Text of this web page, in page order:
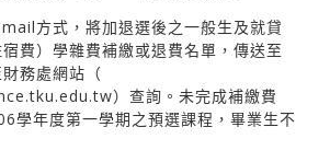
方式，將加退選後之一般生及就貸
費）學雜費補繳或退費名單，傳送至
務處網站（
）查詢。未完成補繳費
學年度第一學期之預選課程，畢業生不